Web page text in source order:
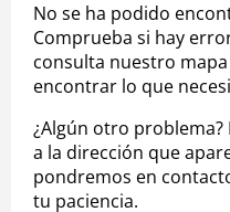
No se ha podido
Comprueba si hay
consulta nuestro
encontrar lo que
¿Algún otro
a la dirección que
pondremos en
tu paciencia.